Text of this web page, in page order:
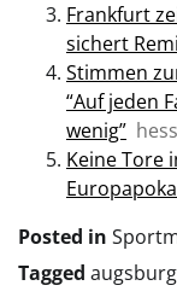
Frankfurt
sichert
Stimmen
“Auf jeden
wenig”
Keine Tore
Posted in
Tagged augsburg